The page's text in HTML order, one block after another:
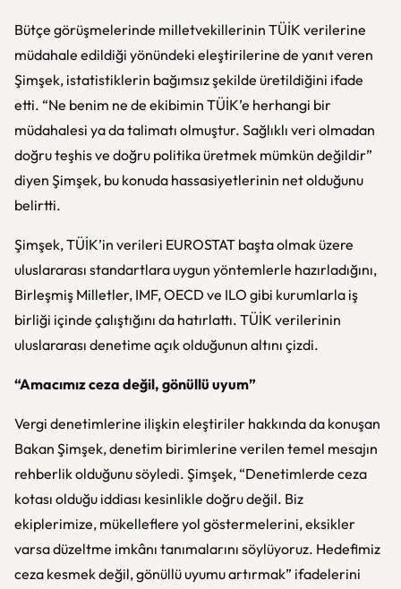
Bütçe görüşmelerinde milletvekillerinin TÜİK verilerine
müdahale edildiği yönündeki eleştirilerine de yanıt veren
Şimşek, istatistiklerin bağımsız şekilde üretildiğini ifade
etti. “Ne benim ne de ekibimin TÜİK’e herhangi bir
müdahalesi ya da talimatı olmuştur. Sağlıklı veri olmadan
doğru teşhis ve doğru politika üretmek mümkün değildir”
diyen Şimşek, bu konuda hassasiyetlerinin net olduğunu
belirtti.
Şimşek, TÜİK’in verileri EUROSTAT başta olmak üzere
uluslararası standartlara uygun yöntemlerle hazırladığını,
Birleşmiş Milletler, IMF, OECD ve ILO gibi kurumlarla iş
birliği içinde çalıştığını da hatırlattı. TÜİK verilerinin
uluslararası denetime açık olduğunun altını çizdi.
“Amacımız ceza değil, gönüllü uyum”
Vergi denetimlerine ilişkin eleştiriler hakkında da konuşan
Bakan Şimşek, denetim birimlerine verilen temel mesajın
rehberlik olduğunu söyledi. Şimşek, “Denetimlerde ceza
kotası olduğu iddiası kesinlikle doğru değil. Biz
ekiplerimize, mükelleflere yol göstermelerini, eksikler
varsa düzeltme imkânı tanımalarını söylüyoruz. Hedefimiz
ceza kesmek değil, gönüllü uyumu artırmak” ifadelerini